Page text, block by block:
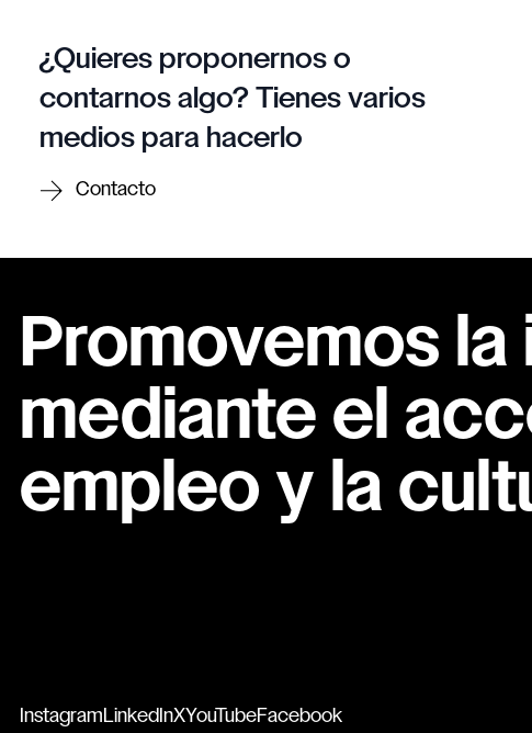
¿Quieres proponernos o
contarnos algo? Tienes varios
medios para hacerlo
Contacto
Promovemos la
mediante el
empleo y la
Instagram LinkedInXYouTubeFacebook